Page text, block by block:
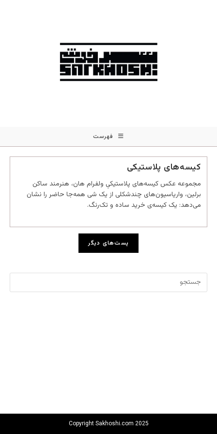
فهرست
کیسه‌های پلاستیکی
مجموعه عکس کیسه‌های پلاستیکیِ ولفرام هان، هنرمند ساکن
برلین، واریاسیون‌های چندشکلی از یک شی همه‌جا حاضر را نشان
می‌دهد: یک کیسه‌ی خرید ساده و تک‌رنگ.
پست‌های دیگر
Copyright Sakhoshi.com 2025